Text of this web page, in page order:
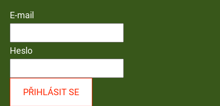
E-mail
Heslo
PŘIHLÁSIT SE